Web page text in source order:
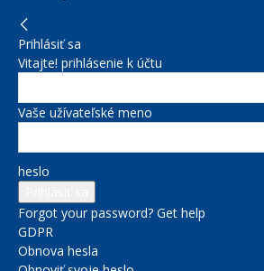
Prihlásiť sa
Vitajte! prihlásenie k účtu
Vaše užívateľské meno
heslo
Forgot your password? Get help
GDPR
Obnova hesla